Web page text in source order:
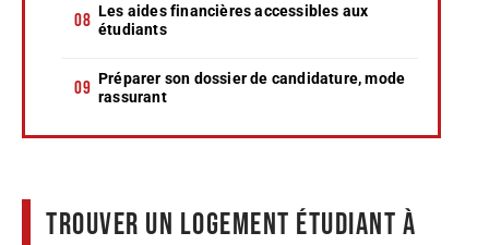
Les aides financières accessibles aux
étudiants
Préparer son dossier de candidature, mode
rassurant
Trouver un logement étudiant à